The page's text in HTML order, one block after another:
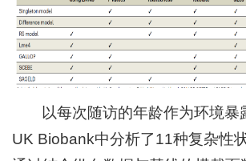
以每次随访的年龄作为环境暴
UK Biobank中分析了11种复杂性